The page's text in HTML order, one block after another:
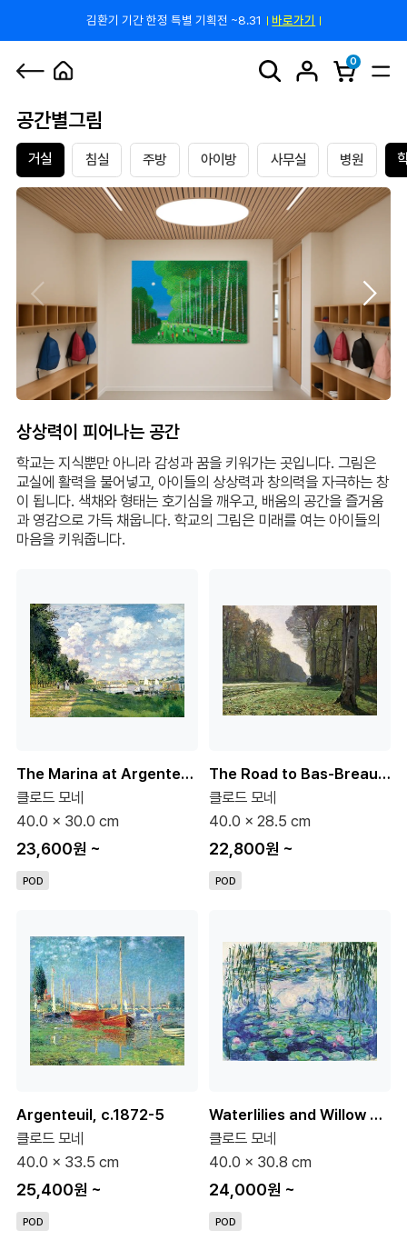
김환기 기간 한정 특별 기획전 ~8.31 바로가기
쿠폰 줄게, 친구 하자! 카카오톡 친구 추가하고 할인 쿠폰 받자! 바로 가기
0
공간별그림
거실 침실 주방 아이방 사무실 병원
상상력이 피어나는 공간
학교는 지식뿐만 아니라 감성과 꿈을 키워가는 곳입니다. 그림은
교실에 활력을 불어넣고, 아이들의 상상력과 창의력을 자극하는 창
이 됩니다. 색채와 형태는 호기심을 깨우고, 배움의 공간을 즐거움
과 영감으로 가득 채웁니다. 학교의 그림은 미래를 여는 아이들의
마음을 키워줍니다.
The Marina at Argenteuil, 1872
클로드 모네
40.0 x 30.0 cm
23,600원 ~
POD
The Road to Bas-Breau, Fontainebleau (Le Pave de Chailly), c.1865
클로드 모네
40.0 x 28.5 cm
22,800원 ~
POD
Argenteuil, c.1872-5
클로드 모네
40.0 x 33.5 cm
25,400원 ~
POD
Waterlilies and Willow Branches
클로드 모네
40.0 x 30.8 cm
24,000원 ~
POD